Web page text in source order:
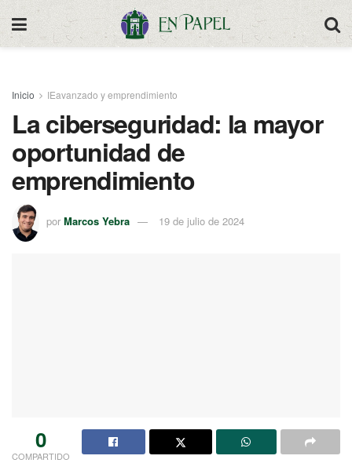
Inicio IEavanzado y emprendimiento
La ciberseguridad: la mayor
oportunidad de
emprendimiento
por Marcos Yebra 19 de julio de 2024
0
COMPARTIDO